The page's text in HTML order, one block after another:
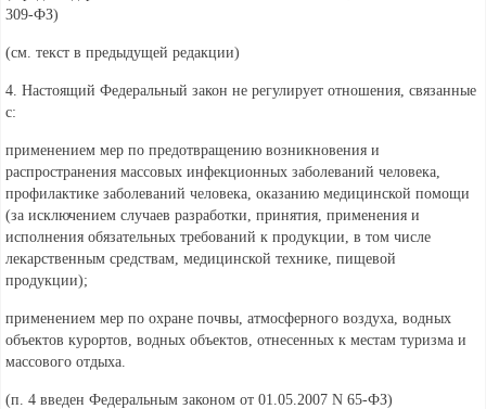
309-ФЗ)
(см. текст в предыдущейредакции)
4. Настоящий Федеральный закон не регулирует отношения, связанные
с:
применением мер по предотвращению возникновения и
распространения массовых инфекционных заболеваний человека,
профилактике заболеваний человека, оказанию медицинской помощи
(за исключением случаев разработки, принятия, применения и
исполнения обязательных требований к продукции, в том числе
лекарственным средствам, медицинской технике, пищевой
продукции);
применением мер по охране почвы, атмосферного воздуха, водных
объектов курортов, водных объектов, отнесенных к местам туризма и
массового отдыха.
(п. 4 введен Федеральнымзаконом от 01.05.2007 N 65-ФЗ)